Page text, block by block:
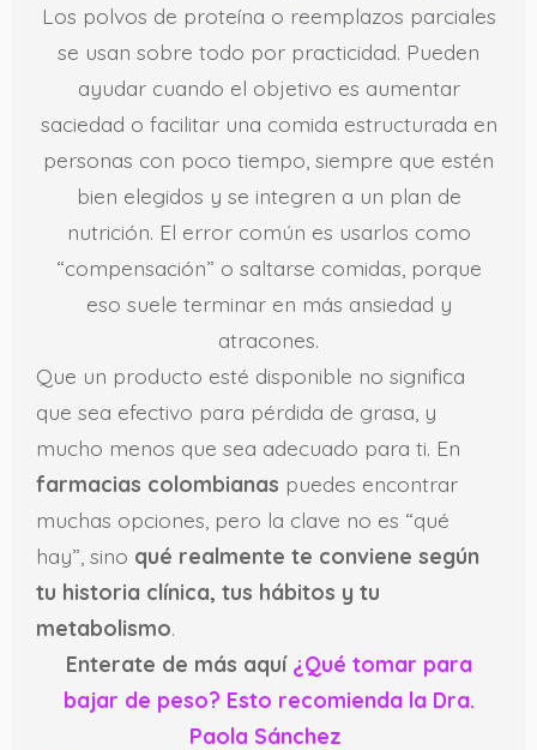
Los polvos de proteína o reemplazos parciales
se usan sobre todo por practicidad. Pueden
ayudar cuando el objetivo es aumentar
saciedad o facilitar una comida estructurada en
personas con poco tiempo, siempre que estén
bien elegidos y se integren a un plan de
nutrición. El error común es usarlos como
“compensación” o saltarse comidas, porque
eso suele terminar en más ansiedad y
atracones.
Que un producto esté disponible no significa
que sea efectivo para pérdida de grasa, y
mucho menos que sea adecuado para ti. En
farmacias colombianas puedes encontrar
muchas opciones, pero la clave no es “qué
hay”, sino qué realmente te conviene según
tu historia clínica, tus hábitos y tu
metabolismo.
Enterate de más aquí ¿Qué tomar para
bajar de peso? Esto recomienda la Dra.
Paola Sánchez